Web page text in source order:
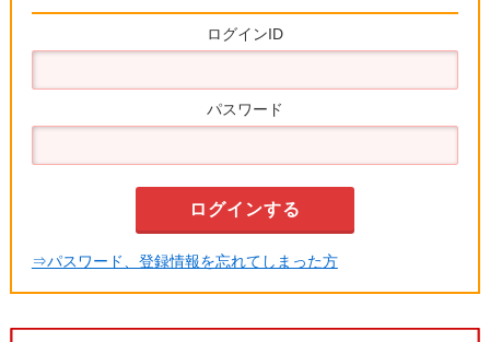
ログインID
パスワード
⇒パスワード、登録情報を忘れてしまった方